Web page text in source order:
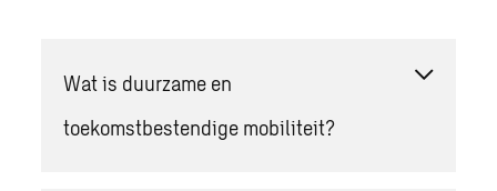
Wat is duurzame en
toekomstbestendige mobiliteit?